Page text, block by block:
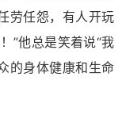
劳任怨，有人开玩
”他总是笑着说“我
的身体健康和生命